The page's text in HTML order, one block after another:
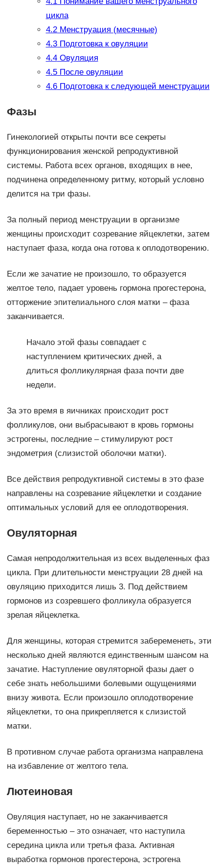
цикла
4.2Менструация (месячные)
4.3Подготовка к овуляции
4.4Овуляция
4.5После овуляции
4.6Подготовка к следующей менструации
Фазы
Гинекологией открыты почти все секреты
функционирования женской репродуктивной
системы. Работа всех органов, входящих в нее,
подчинена определенному ритму, который условно
делится на три фазы.
За полный период менструации в организме
женщины происходит созревание яйцеклетки, затем
наступает фаза, когда она готова к оплодотворению.
Если же зачатие не произошло, то образуется
желтое тело, падает уровень гормона прогестерона,
отторжение эпителиального слоя матки – фаза
заканчивается.
Начало этой фазы совпадает с
наступлением критических дней, а
длиться фолликулярная фаза почти две
недели.
За это время в яичниках происходит рост
фолликулов, они выбрасывают в кровь гормоны
эстрогены, последние – стимулируют рост
эндометрия (слизистой оболочки матки).
Все действия репродуктивной системы в это фазе
направлены на созревание яйцеклетки и создание
оптимальных условий для ее оплодотворения.
Овуляторная
Самая непродолжительная из всех выделенных фаз
цикла. При длительности менструации 28 дней на
овуляцию приходится лишь 3. Под действием
гормонов из созревшего фолликула образуется
зрелая яйцеклетка.
Для женщины, которая стремится забеременеть, эти
несколько дней являются единственным шансом на
зачатие. Наступление овуляторной фазы дает о
себе знать небольшими болевыми ощущениями
внизу живота. Если произошло оплодотворение
яйцеклетки, то она прикрепляется к слизистой
матки.
В противном случае работа организма направлена
на избавление от желтого тела.
Лютеиновая
Овуляция наступает, но не заканчивается
беременностью – это означает, что наступила
середина цикла или третья фаза. Активная
выработка гормонов прогестерона, эстрогена